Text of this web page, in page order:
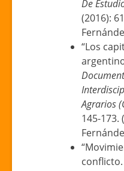
De
(2016):
“Los
Agrarios
145-173.